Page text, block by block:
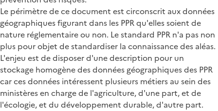
Le périmètre de ce document est circonscrit aux données
géographiques figurant dans les PPR qu'elles soient de
nature réglementaire ou non. Le standard PPR n'a pas non
plus pour objet de standardiser la connaissance des aléas.
L'enjeu est de disposer d'une description pour un
stockage homogène des données géographiques des PPR
car ces données intéressent plusieurs métiers au sein des
ministères en charge de l'agriculture, d'une part, et de
l'écologie, et du développement durable, d'autre part.